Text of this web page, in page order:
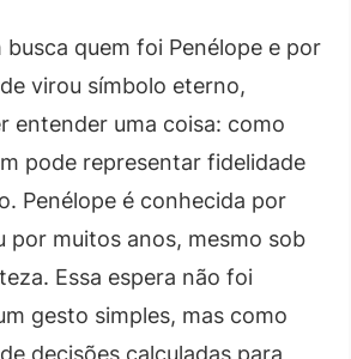
busca quem foi Penélope e por
virou símbolo eterno,
entender uma coisa: como
pode representar fidelidade
Penélope é conhecida por
por muitos anos, mesmo sob
Essa espera não foi
gesto simples, mas como
decisões calculadas para